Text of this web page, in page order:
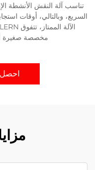
تناسب آلة النقش الأنشطة
السريع، وبالتالي، أوقات
مخصصة صغيرة